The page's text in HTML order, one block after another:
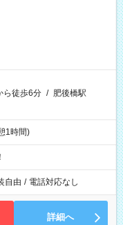
ら徒歩6分 / 肥後橋駅
1時間)
自由 / 電話対応なし
詳細へ